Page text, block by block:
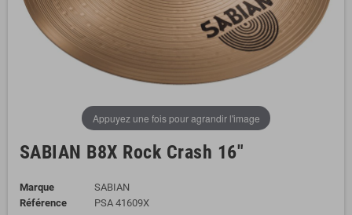
Appuyez une fois pour agrandir l'image
SABIAN B8X Rock Crash 16"
Marque
SABIAN
Référence
PSA 41609X